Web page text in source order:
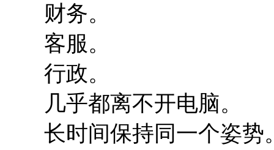
财务。
客服。
行政。
几乎都离不开电脑。
长时间保持同一个姿势